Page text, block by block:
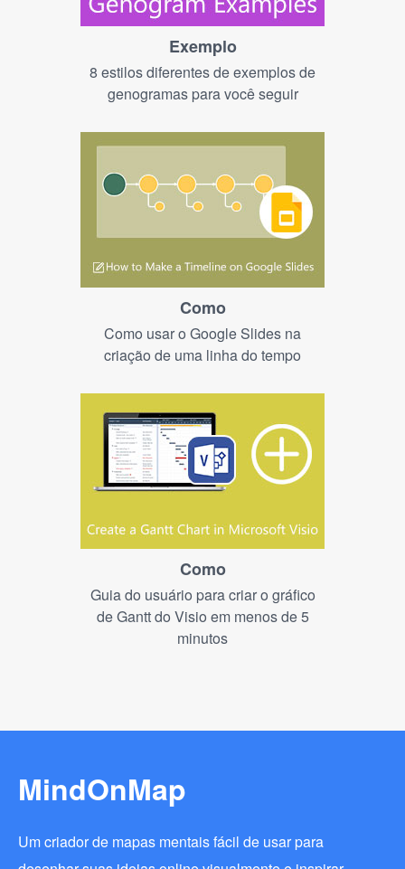
Exemplo
8 estilos diferentes de exemplos de
genogramas para você seguir
Como
Como usar o Google Slides na
criação de uma linha do tempo
Como
Guia do usuário para criar o gráfico
de Gantt do Visio em menos de 5
minutos
MindOnMap
Um criador de mapas mentais fácil de usar para